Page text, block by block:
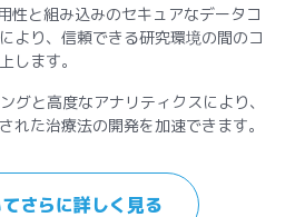
性と組み込みのセキュアなデータコ
より、信頼できる研究環境の間のコ
します。
グと高度なアナリティクスにより、
れた治療法の開発を加速できます。
さらに詳しく見る
トナーとのセキュアなコラボレー
ドパーティデータプロダクトを活用
パフォーマンスの改善を開
つ組み込みのAI/ML機能を活用し
ズされたケアプランを提供します。
度ビューの詳細
イゼーションについて詳し
サードパーティデータ、アプリ、AI
ファーストパーティデータを拡張す
なキャンペーンとより具体的なセグ
より、セールスおよびマーケティン